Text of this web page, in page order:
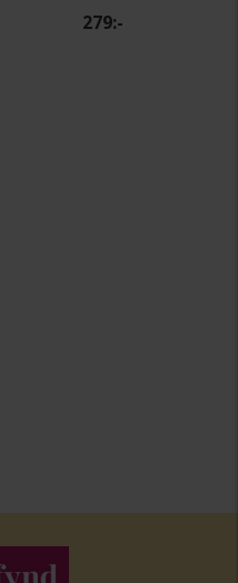
279:-